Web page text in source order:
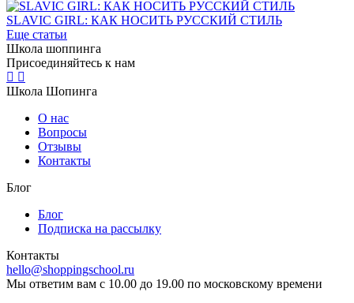
SLAVIC GIRL: КАК НОСИТЬ РУССКИЙ СТИЛЬ
Еще статьи
Школа шоппинга
Присоединяйтесь к нам
Школа Шопинга
О нас
Вопросы
Отзывы
Контакты
Блог
Блог
Подписка на рассылку
Контакты
hello@shoppingschool.ru
Мы ответим вам с 10.00 до 19.00 по московскому времени